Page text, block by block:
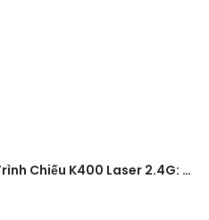
Review Bút Trình Chiếu K400 Laser 2.4G: Nhỏ Gọn, Ổn Định, Lý Tưởng Cho Giáo Viên Và Doanh Nghiệp